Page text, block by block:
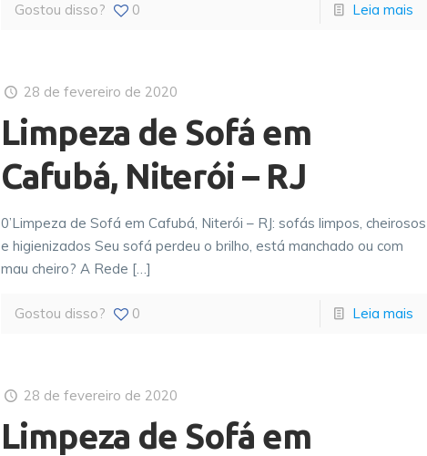
Gostou disso? 0 Leia mais
28 de fevereiro de 2020
Limpeza de Sofá em
Cafubá, Niterói – RJ
0’Limpeza de Sofá em Cafubá, Niterói – RJ: sofás limpos, cheirosos
e higienizados Seu sofá perdeu o brilho, está manchado ou com
mau cheiro? A Rede […]
Gostou disso? 0 Leia mais
28 de fevereiro de 2020
Limpeza de Sofá em